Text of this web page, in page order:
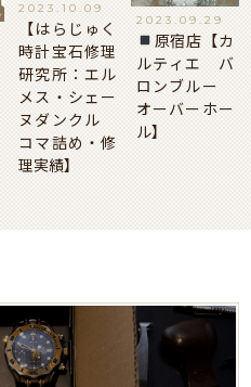
2023.10.09
【はらじゅく
時計宝石修理
研究所：エル
メス・シェー
ヌダンクル
コマ詰め・修
理実績】
2023.09.29
原宿店【カ
ルティエ バ
ロンブルー
オーバーホー
ル】